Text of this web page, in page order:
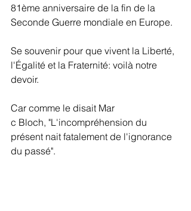
81ème anniversaire de la fin de la
Seconde Guerre mondiale en Europe.
Se souvenir pour que vivent la Liberté,
l'Égalité et la Fraternité: voilà notre
devoir.
Car comme le disait Mar
c Bloch, "L'incompréhension du
présent nait fatalement de l'ignorance
du passé".